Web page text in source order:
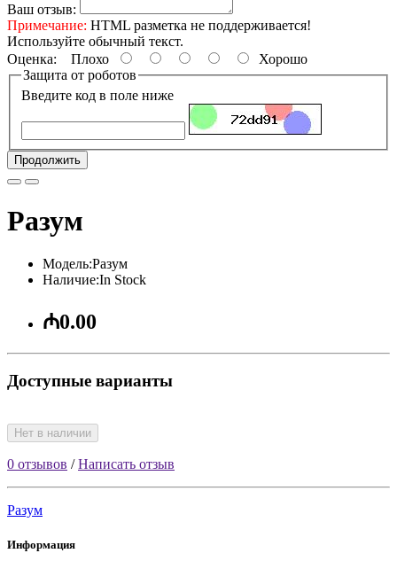
Ваш отзыв:
Примечание: HTML разметка не поддерживается!
Используйте обычный текст.
Оценка: Плохо
Хорошо
Защита от роботов
Введите код в поле ниже
Продолжить
Разум
Модель:Разум
Наличие:In Stock
₼0.00
Доступные варианты
Нет в наличии
0 отзывов /Написать отзыв
Разум
Информация